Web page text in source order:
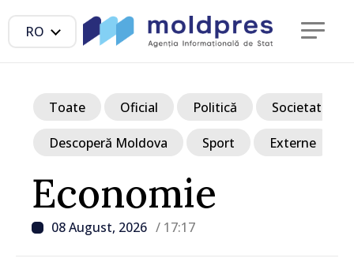
RO
Economie
08 August, 2026 / 17:17
Toate Oficial Politică Societate
Descoperă Moldova Sport Externe